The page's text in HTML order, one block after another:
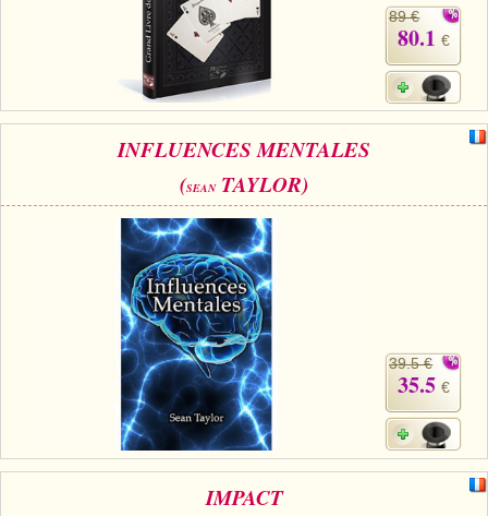
89 €
80.1 €
INFLUENCES MENTALES
(SEANTAYLOR)
39.5 €
35.5 €
IMPACT